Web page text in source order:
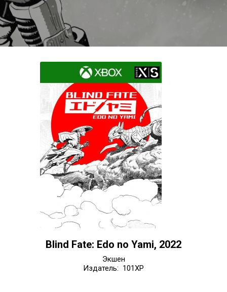
Blind Fate: Edo no Yami, 2022
Экшен
Издатель: 101XP